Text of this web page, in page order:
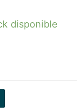
disponible